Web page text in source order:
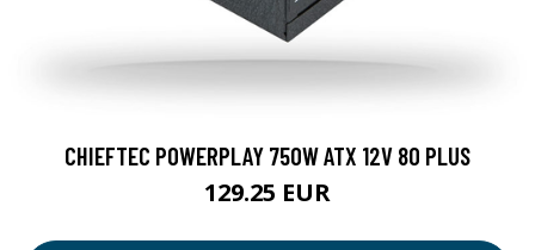
CHIEFTEC POWERPLAY 750W ATX 12V 80 PLUS
129.25 EUR